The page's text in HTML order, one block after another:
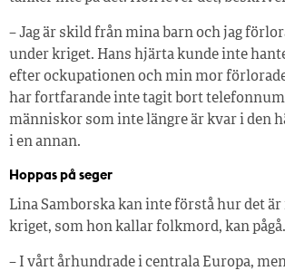
– Jag är skild från mina barn och jag
under kriget. Hans hjärta kunde inte
efter ockupationen och min mor
har fortfarande inte tagit bort
människor som inte längre är kvar i den
i en annan.
Hoppas på seger
Lina Samborska kan inte förstå hur det
kriget, som hon kallar folkmord, kan pågå.
– I vårt århundrade i centrala Europa,